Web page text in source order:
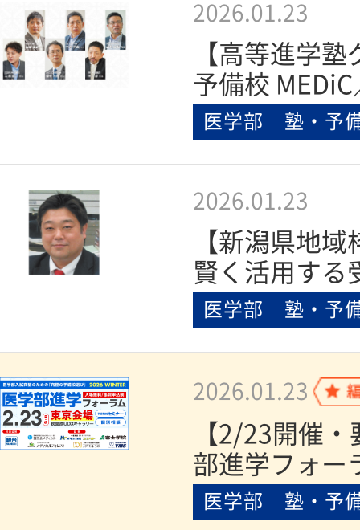
医学部 塾・予
2026.01.23
【高等進学
予備校
医学部 塾・予
2026.01.23
【新潟県地
賢く活用す
医学部 塾・予
2026.01.23
【2/23開催
部進学フォ